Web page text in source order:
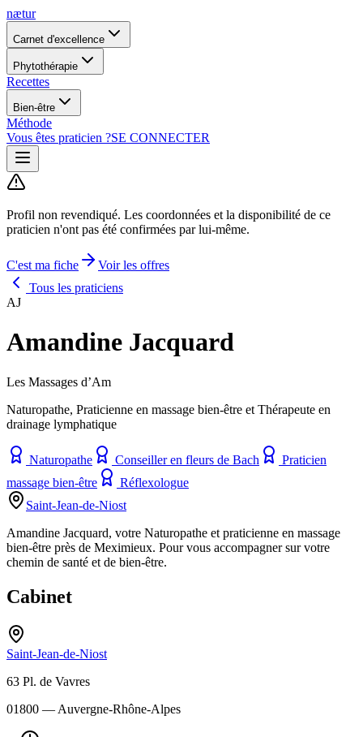
nætur
Carnet d'excellence
Phytothérapie
Recettes
Bien-être
Méthode
Vous êtes praticien ?SE CONNECTER
Profil non revendiqué. Les coordonnées et la disponibilité de ce
praticien n'ont pas été confirmées par lui-même.
C'est ma fiche
Voir les offres
Tous les praticiens
AJ
Amandine Jacquard
Les Massages d’Am
Naturopathe, Praticienne en massage bien-être et Thérapeute en
drainage lymphatique
Naturopathe Conseiller en fleurs de Bach
Praticien
massage bien-être
Réflexologue
Saint-Jean-de-Niost
Amandine Jacquard, votre Naturopathe et praticienne en massage
bien-être près de Meximieux. Pour vous accompagner sur votre
chemin de santé et de bien-être.
Cabinet
Saint-Jean-de-Niost
63 Pl. de Vavres
01800 — Auvergne-Rhône-Alpes